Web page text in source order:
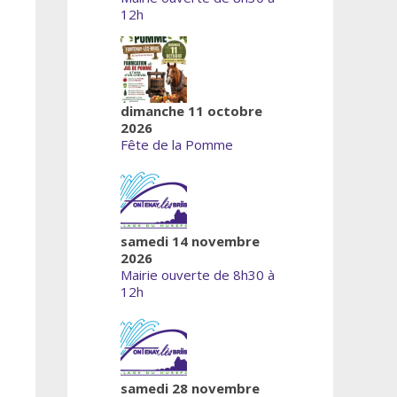
12h
dimanche 11 octobre
2026
Fête de la Pomme
samedi 14 novembre
2026
Mairie ouverte de 8h30 à
12h
samedi 28 novembre